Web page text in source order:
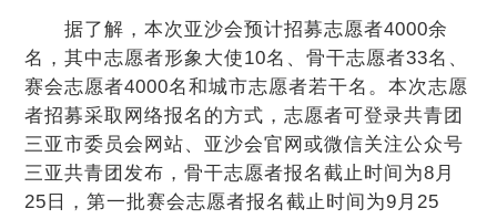
据了解，本次亚沙会预计招募志愿者4000余
名，其中志愿者形象大使10名、骨干志愿者33名、
赛会志愿者4000名和城市志愿者若干名。本次志愿
者招募采取网络报名的方式，志愿者可登录共青团
三亚市委员会网站、亚沙会官网或微信关注公众号
三亚共青团发布，骨干志愿者报名截止时间为8月
25日，第一批赛会志愿者报名截止时间为9月25